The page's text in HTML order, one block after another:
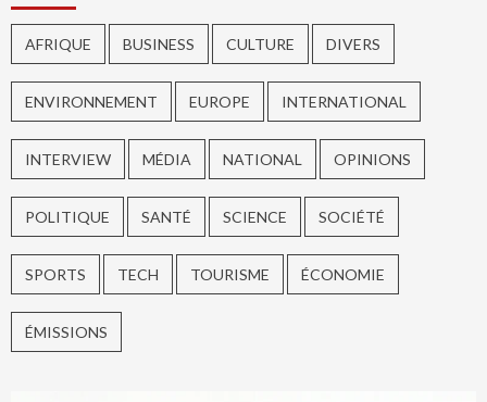
AFRIQUE BUSINESS CULTURE DIVERS
ENVIRONNEMENT EUROPE INTERNATIONAL
INTERVIEW MÉDIA NATIONAL OPINIONS
POLITIQUE SANTÉ SCIENCE SOCIÉTÉ
SPORTS TECH TOURISME ÉCONOMIE
ÉMISSIONS